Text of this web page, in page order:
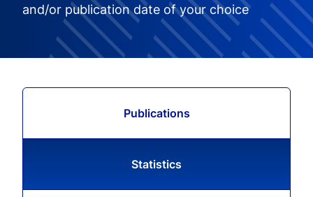
and/or publication date of your choice
Publications
Statistics